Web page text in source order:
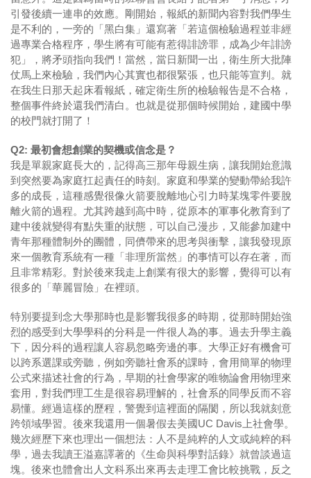
引發後續一連串的效應。剛開始，報紙的新聞內容對我們學生
是不利的，一旁的「黑白集」還寫著「若這個檢驗過程並非經
過專業合格程序，學生將有可能有惹得誹謗罪，成為少年誹謗
犯」，將矛頭指向我們！當然，當日新聞一出，衛生所大批陣
仗馬上來檢驗，我們內心其實也都很緊張，也只能等宣判。就
在我生日那天起床看報紙，確定衛生所的檢驗報告是不合格，
整個事件終於還我們清白。也就是從那個時候開始，建國中學
的校門就打開了！
Q2: 最初會想創業的契機或信念是？
我是單親家庭長大的，記得高三那年母親生病，讓我開始意識
到突然要為家庭扛起責任的時刻。家庭和學業的變動帶給我許
多的成長，這種感覺很像火箭要脫離地心引力時某塊零件要脫
離火箭的過程。尤其跨越到高中時，從原本的軍事化教育到了
建中後就變得有點失重的狀態，可以自己漫步，又能參加建中
青年那種體制外的團體，同儕帶來的思考與衝擊，讓我發現原
來一個教育系統有一種「非理所當然」的事情可以存在著，而
且非常精彩。對於後來我走上創業有很大的影響，覺得可以有
很多的「華麗冒險」在裡頭。
特別要提到念大學那時也是影響我很多的時期，從那時開始強
烈的感受到大學學科的分科是一件很人為的事。過去升學主義
下，因分科的過程讓人容易忽略旁邊的事。大學正好有機會可
以跨系選課或旁聽，例如旁聽社會系的課時，會用簡單的物理
公式來描述社會的行為，早期的社會學家的唯物論會用物理來
套用，對我們理工生是很容易理解的，社會系的同學反而不容
易懂。經過這樣的歷程，警覺到這裡面的隔閡，所以我就刻意
跨領域學習。後來我還用一個暑假去美國UC Davis上社會學。
幾次經歷下來也理出一個想法：人不是純粹的人文或純粹的科
學，過去我讀王溢嘉譯著的《生命與科學對話錄》就曾談過這
塊。後來也體會出人文科系出來再去走理工會比較挑戰，反之